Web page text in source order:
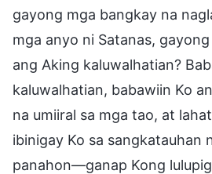
gayong mga bangkay na
mga anyo ni Satanas,
ang Aking kaluwalhatian?
kaluwalhatian, babawiin Ko
na umiiral sa mga tao, at
ibinigay Ko sa sangkatauhan
panahon—ganap Kong